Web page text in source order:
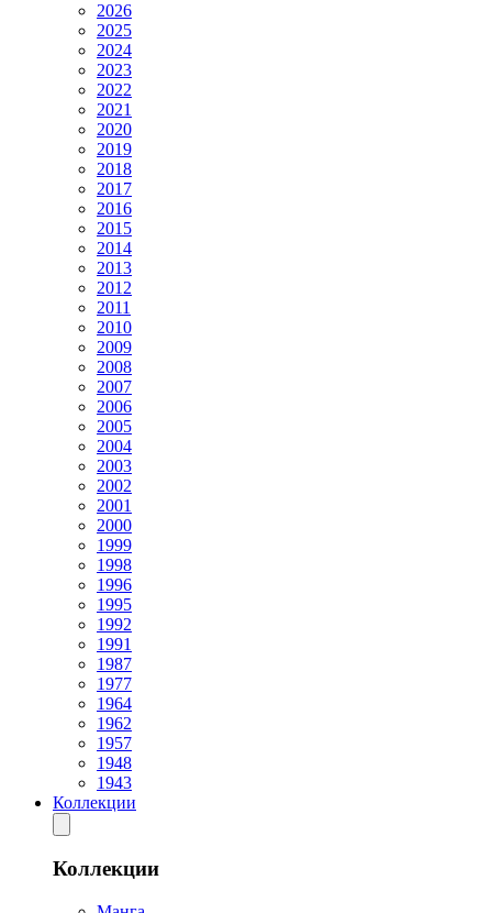
2026
2025
2024
2023
2022
2021
2020
2019
2018
2017
2016
2015
2014
2013
2012
2011
2010
2009
2008
2007
2006
2005
2004
2003
2002
2001
2000
1999
1998
1996
1995
1992
1991
1987
1977
1964
1962
1957
1948
1943
Коллекции
Коллекции